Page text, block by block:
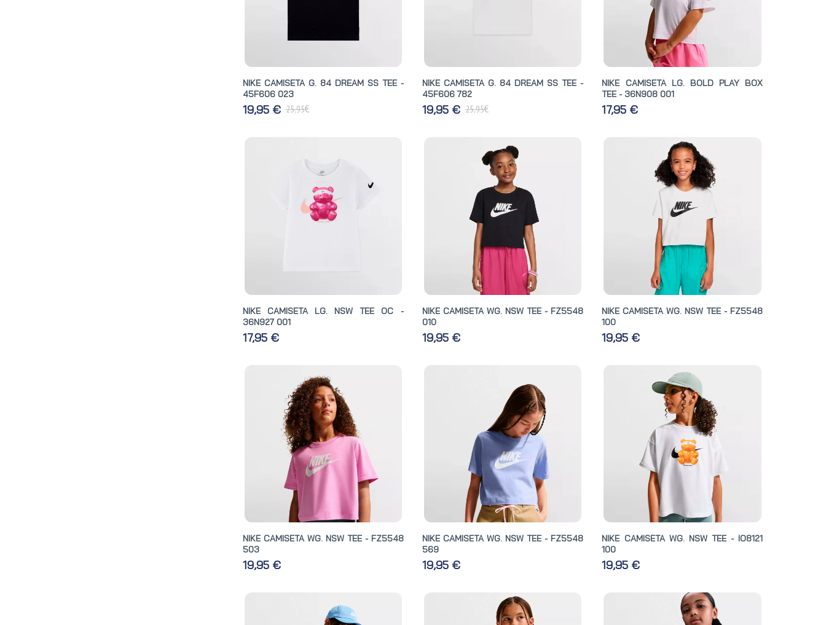
NIKE CAMISETA G. 84 DREAM SS TEE -
45F606 023
19,95 € 25,95€
NIKE CAMISETA G. 84 DREAM SS TEE -
45F606 782
19,95 € 25,95€
NIKE CAMISETA LG. BOLD PLAY BOX
TEE - 36N908 001
17,95 €
NIKE CAMISETA LG. NSW TEE OC -
36N927 001
17,95 €
NIKE CAMISETA WG. NSW TEE - FZ5548
010
19,95 €
NIKE CAMISETA WG. NSW TEE - FZ5548
100
19,95 €
NIKE CAMISETA WG. NSW TEE - FZ5548
503
19,95 €
NIKE CAMISETA WG. NSW TEE - FZ5548
569
19,95 €
NIKE CAMISETA WG. NSW TEE - IO8121
100
19,95 €